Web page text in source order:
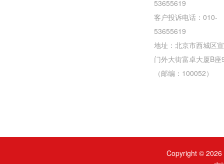
53655619
客户投诉电话：010-
53655619
地址：北京市西城区
门外大街富卓大厦B座
（邮编：100052）
Copyright © 2026